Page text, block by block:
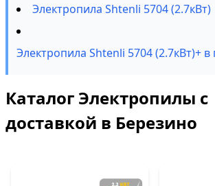
Электропила Shtenli 5704 (2.7кВт)
Электропила Shtenli 5704 (2.7кВт)+ в
Каталог Электропилы с
доставкой в Березино